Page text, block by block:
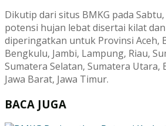
Dikutip dari situs BMKG pada
potensi hujan lebat disertai kilat
diperingatkan untuk Provinsi Aceh,
Bengkulu, Jambi, Lampung, Riau,
Sumatera Selatan, Sumatera Utara,
Jawa Barat, Jawa Timur.
BACA JUGA